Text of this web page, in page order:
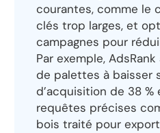
courantes, comme le
clés trop larges, et
campagnes pour
Par exemple,
de palettes à baisser
d’acquisition de 38
requêtes précises
bois traité pour